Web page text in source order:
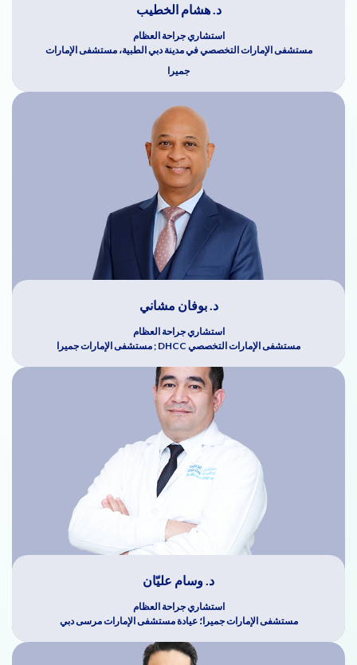
د. هشام الخطيب
استشاري جراحة العظام
مستشفى الإمارات التخصصي في مدينة دبي الطبية، مستشفى الإمارات
جميرا
د. بوفان مشاني
استشاري جراحة العظام
مستشفى الإمارات التخصصي DHCC ; مستشفى الإمارات جميرا
د. وسام عليّان
استشاري جراحة العظام
مستشفى الإمارات جميرا؛ عيادة مستشفى الإمارات مرسى دبي